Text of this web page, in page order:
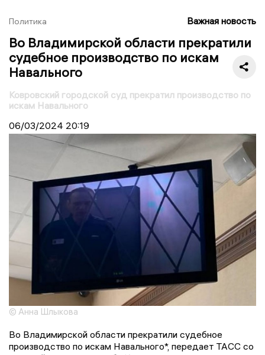
Политика Важная новость
Во Владимирской области прекратили
судебное производство по искам
Навального
Ковровский городской суд прекратил производство по
искам Навального
06/03/2024 20:19
© Анна Шлыкова
Во Владимирской области прекратили судебное
производство по искам Навального*, передает ТАСС со